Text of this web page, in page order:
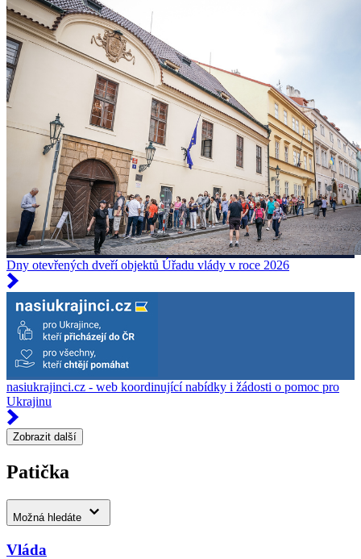
Dny otevřených dveří objektů Úřadu vlády v roce 2026
nasiukrajinci.cz - web koordinující nabídky i žádosti o pomoc pro
Ukrajinu
Zobrazit další
Patička
Možná hledáte
Vláda